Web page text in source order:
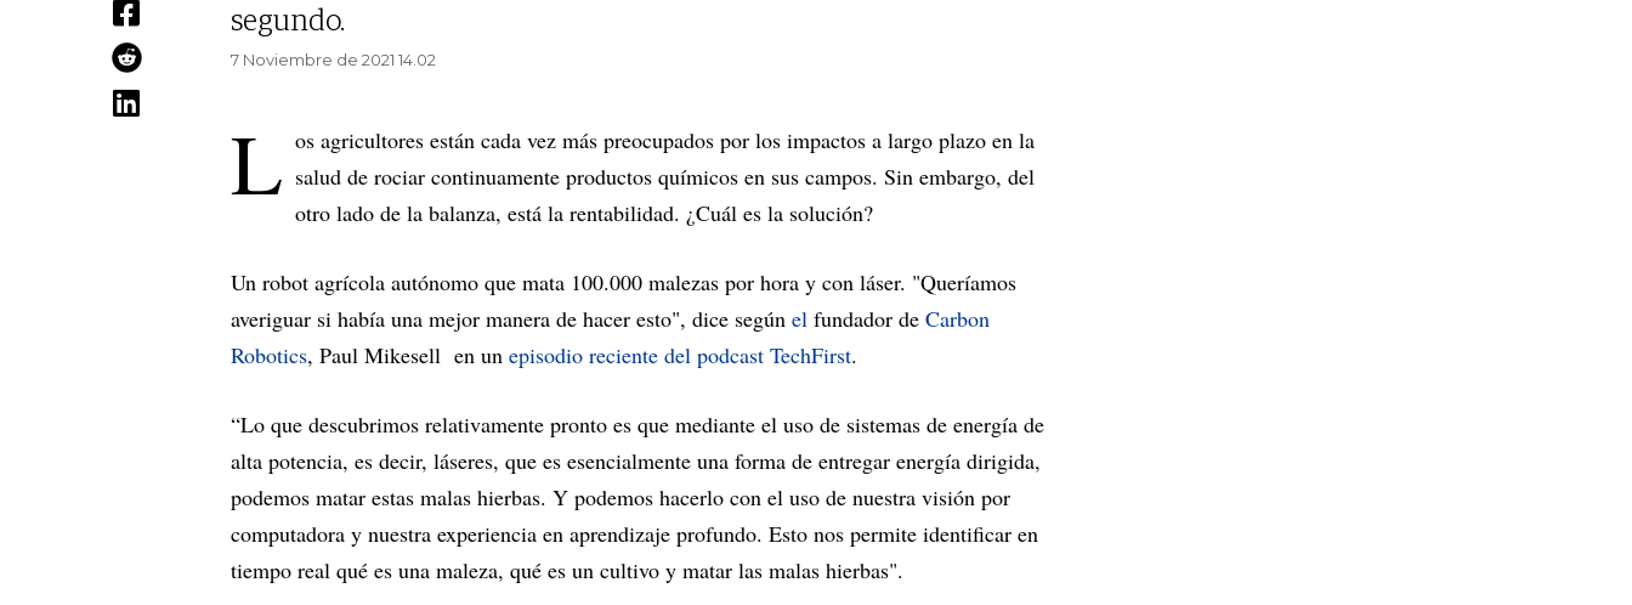
segundo.
7 Noviembre de 2021 14.02
L os agricultores están cada vez más preocupados por los impactos a largo plazo en la
salud de rociar continuamente productos químicos en sus campos. Sin embargo, del
otro lado de la balanza, está la rentabilidad. ¿Cuál es la solución?
Un robot agrícola autónomo que mata 100.000 malezas por hora y con láser. "Queríamos
averiguar si había una mejor manera de hacer esto", dice según el fundador de Carbon
Robotics, Paul Mikesell en un episodio reciente del podcast TechFirst.
“Lo que descubrimos relativamente pronto es que mediante el uso de sistemas de energía de
alta potencia, es decir, láseres, que es esencialmente una forma de entregar energía dirigida,
podemos matar estas malas hierbas. Y podemos hacerlo con el uso de nuestra visión por
computadora y nuestra experiencia en aprendizaje profundo. Esto nos permite identificar en
tiempo real qué es una maleza, qué es un cultivo y matar las malas hierbas".